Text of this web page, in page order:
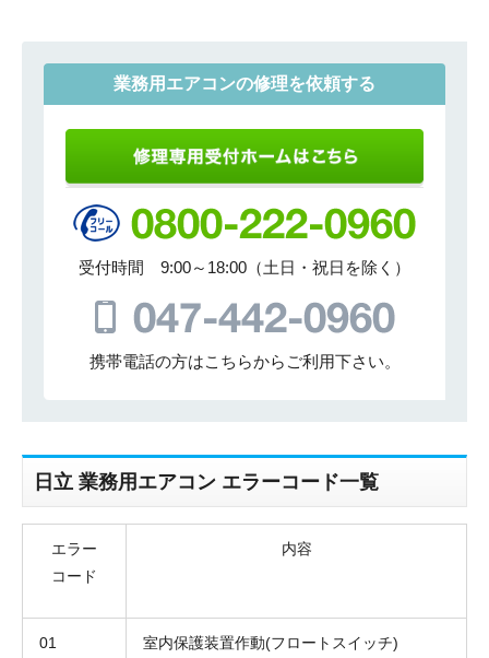
業務用エアコンの修理を依頼する
受付時間 9:00～18:00（土日・祝日を除く）
携帯電話の方はこちらからご利用下さい。
日立 業務用エアコン エラーコード一覧
エラー
コード
内容
01 室内保護装置作動(フロートスイッチ)